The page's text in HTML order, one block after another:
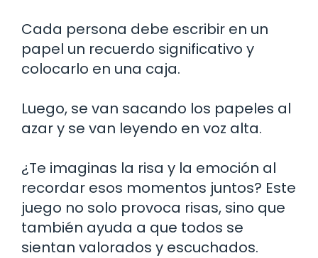
Cada persona debe escribir en un
papel un recuerdo significativo y
colocarlo en una caja.
Luego, se van sacando los papeles al
azar y se van leyendo en voz alta.
¿Te imaginas la risa y la emoción al
recordar esos momentos juntos? Este
juego no solo provoca risas, sino que
también ayuda a que todos se
sientan valorados y escuchados.